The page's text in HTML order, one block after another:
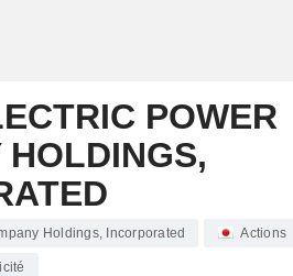
POWER
HOLDINGS,
Holdings, Incorporated Actions